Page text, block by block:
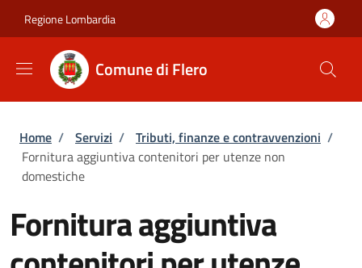
Regione Lombardia
Comune di Flero
Briciole di pane
Home / Servizi / Tributi, finanze e contravvenzioni /
Fornitura aggiuntiva contenitori per utenze non
domestiche
Fornitura aggiuntiva